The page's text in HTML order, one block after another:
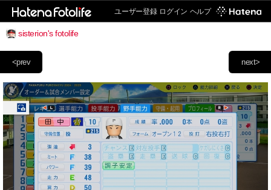
ユーザー登録 ログイン ヘルプ
sisterion's fotolife
next>
<prev